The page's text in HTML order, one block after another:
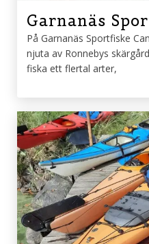
Garnanäs
På Garnanäs Sportfiske
njuta av Ronnebys
fiska ett flertal arter,